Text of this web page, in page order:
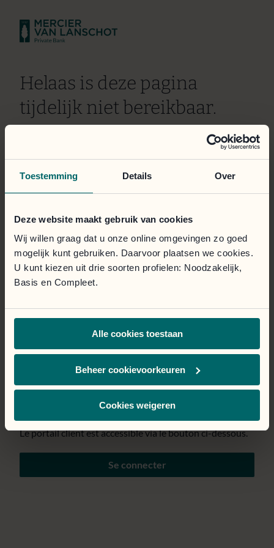
Toestemming Details Over
Deze website maakt gebruik van cookies
Wij willen graag dat u onze online omgevingen zo goed
mogelijk kunt gebruiken. Daarvoor plaatsen we cookies.
U kunt kiezen uit drie soorten profielen: Noodzakelijk,
Basis en Compleet.
Alle cookies toestaan
Beheer cookievoorkeuren
Cookies weigeren
Helaas is deze pagina
tijdelijk niet bereikbaar.
Wij doen er alles aan om het probleem zo snel mogelijk
Inloggen
Page temporairement
indisponible.
Nous mettons tout en œuvre pour résoudre le problème
au plus vite. Nous nous excusons pour la gêne
Le portail client est accessible via le bouton ci-dessous.
Se connecter